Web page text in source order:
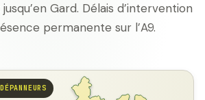
Gard. Délais d’intervention
permanente sur l’A9.